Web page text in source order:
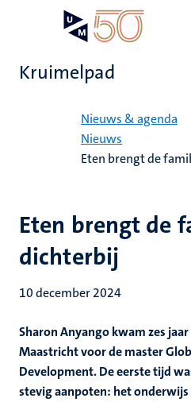
Kruimelpad
Nieuws & agenda
Nieuws
Eten brengt de
Eten brengt de
dichterbij
10 december 2024
Sharon Anyango kwam zes
Maastricht voor de master
Development. De eerste tijd
stevig aanpoten: het onderwijs